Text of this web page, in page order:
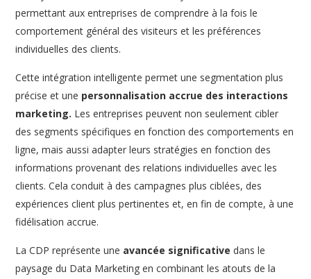
permettant aux entreprises de comprendre à la fois le
comportement général des visiteurs et les préférences
individuelles des clients.
Cette intégration intelligente permet une segmentation plus
précise et une personnalisation accrue des interactions
marketing. Les entreprises peuvent non seulement cibler
des segments spécifiques en fonction des comportements en
ligne, mais aussi adapter leurs stratégies en fonction des
informations provenant des relations individuelles avec les
clients. Cela conduit à des campagnes plus ciblées, des
expériences client plus pertinentes et, en fin de compte, à une
fidélisation accrue.
La CDP représente une avancée significative dans le
paysage du Data Marketing en combinant les atouts de la